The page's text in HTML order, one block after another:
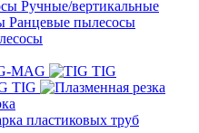
Ручные/вертикальные
Ранцевые пылесосы
MAG
TIG
TIG
пластиковых труб